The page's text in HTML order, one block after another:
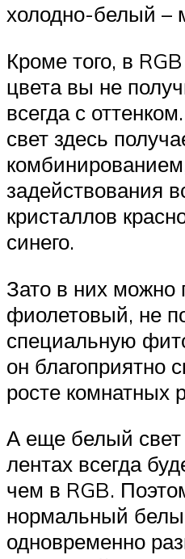
холодно-белый –
Кроме того, в
цвета вы не
всегда с
свет здесь
задействования
кристаллов
синего.
Зато в них можно
фиолетовый, не
специальную
он благоприятно
росте комнатных
А еще белый
лентах всегда
чем в RGB.
нормальный
одновременно